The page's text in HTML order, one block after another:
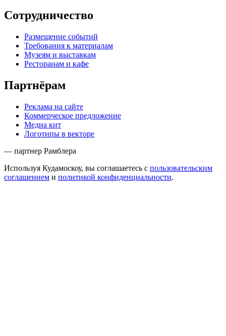
Сотрудничество
Размещение событий
Требования к материалам
Музеям и выставкам
Ресторанам и кафе
Партнёрам
Реклама на сайте
Коммерческое предложение
Медиа кит
Логотипы в векторе
— партнер Рамблера
Используя Кудамоскоу, вы соглашаетесь с пользовательским
соглашением и политикой конфиденциальности.